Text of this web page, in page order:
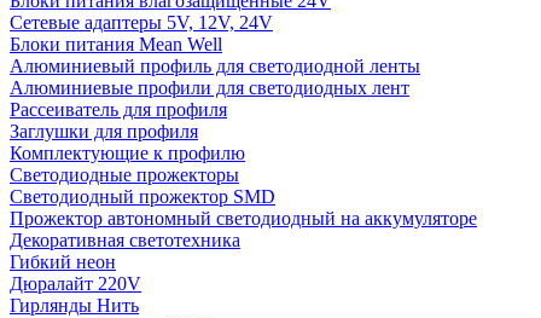
Сетевые адаптеры 5V, 12V, 24V
Блоки питания Mean Well
Алюминиевый профиль для светодиодной ленты
Алюминиевые профили для светодиодных лент
Рассеиватель для профиля
Заглушки для профиля
Комплектующие к профилю
Светодиодные прожекторы
Светодиодный прожектор SMD
Прожектор автономный светодиодный на аккумуляторе
Декоративная светотехника
Гибкий неон
Дюралайт 220V
Гирлянды Нить